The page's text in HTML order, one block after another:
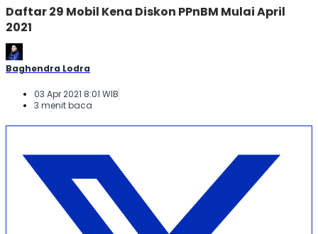
Daftar 29 Mobil Kena Diskon PPnBM Mulai April
2021
Baghendra Lodra
03 Apr 2021 8:01 WIB
3 menit baca